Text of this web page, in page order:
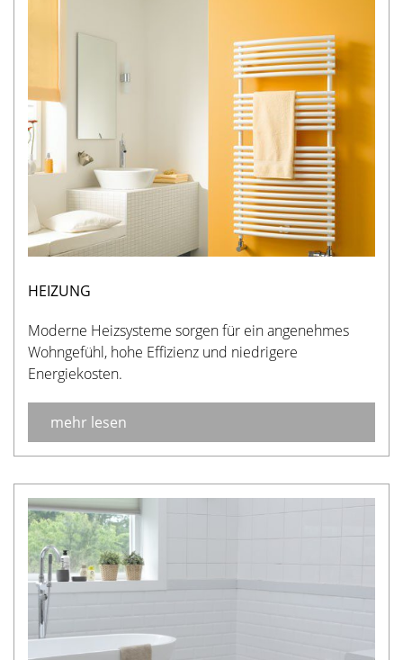
HEIZUNG
Moderne Heizsysteme sorgen für ein angenehmes
Wohngefühl, hohe Effizienz und niedrigere
Energiekosten.
mehr lesen